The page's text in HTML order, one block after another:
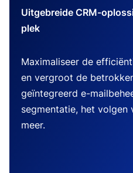
Uitgebreide CRM-
plek
Maximaliseer de
en vergroot de
geïntegreerd e-
segmentatie, het volgen
meer.